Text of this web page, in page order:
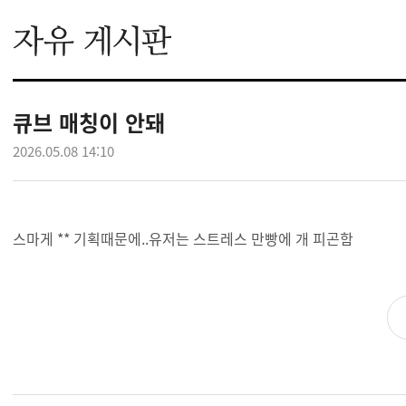
큐브 매칭이 안돼
2026.05.08 14:10
스마게 ** 기획때문에..유저는 스트레스 만빵에 개 피곤함